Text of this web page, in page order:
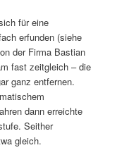
für eine
erfunden (siehe
der Firma Bastian
fast zeitgleich – die
ganz entfernen.
dann erreichte
Seither
gleich.